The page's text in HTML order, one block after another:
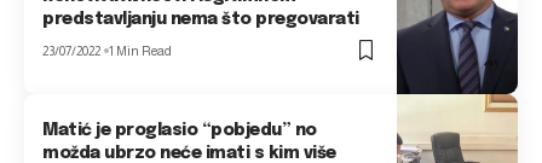
predstavljanju nema što pregovarati
23/07/2022 1 Min Read
Matić je proglasio “pobjedu” no
možda ubrzo neće imati s kim više